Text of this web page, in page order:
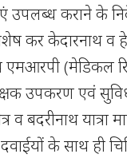
उपलब्ध कराने के
कर केदारनाथ व
(मेडिकल
उपकरण एवं
व बदरीनाथ यात्रा
दवाईयों के साथ ही